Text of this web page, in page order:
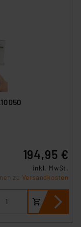
194,95 €
inkl. MwSt.
zu Versandkosten